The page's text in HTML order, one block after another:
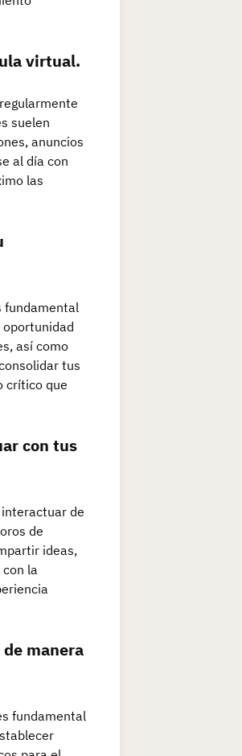
virtual.
suelen
anuncios
al día con
las
fundamental
así como
tus
crítico que
con tus
de
de
ideas,
la
manera
fundamental